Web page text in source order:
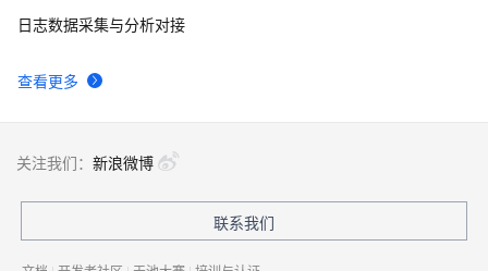
查看更多
日志数据采集与分析对接
关注我们： 新浪微博
联系我们